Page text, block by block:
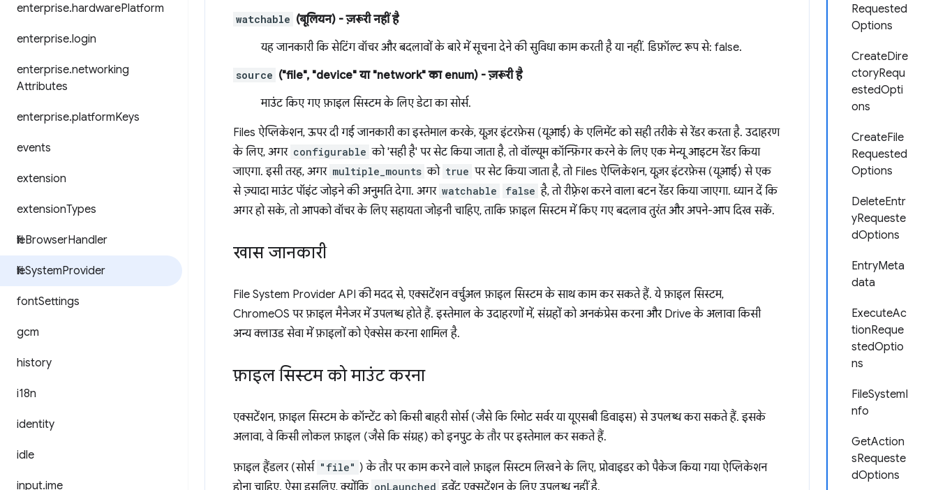
enterprise.hardwarePlatform
enterprise.login
enterprise.networking
Attributes
enterprise.platformKeys
events
extension
extensionTypes
fileBrowserHandler
fileSystemProvider
fontSettings
gcm
history
i18n
identity
idle
input.ime
Requested
Options
CreateDire
ctoryRequ
estedOpti
ons
CreateFile
Requested
Options
DeleteEntr
yRequeste
dOptions
EntryMeta
data
ExecuteAc
tionReque
stedOptio
ns
FileSystemI
nfo
GetAction
sRequeste
dOptions
watchable (बूलियन) - ज़रूरी नहीं है
यह जानकारी कि सेटिंग वॉचर और बदलावों के बारे में सूचना देने की सुविधा काम करती है या नहीं. डिफ़ॉल्ट रूप से: false.
source ("file", "device" या "network" का enum) - ज़रूरी है
माउंट किए गए फ़ाइल सिस्टम के लिए डेटा का सोर्स.
Files ऐप्लिकेशन, ऊपर दी गई जानकारी का इस्तेमाल करके, यूज़र इंटरफ़ेस (यूआई) के एलिमेंट को सही तरीके से रेंडर करता है. उदाहरण
के लिए, अगर configurable को 'सही है' पर सेट किया जाता है, तो वॉल्यूम कॉन्फ़िगर करने के लिए एक मेन्यू आइटम रेंडर किया
जाएगा. इसी तरह, अगर multiple_mounts को true पर सेट किया जाता है, तो Files ऐप्लिकेशन, यूज़र इंटरफ़ेस (यूआई) से एक
से ज़्यादा माउंट पॉइंट जोड़ने की अनुमति देगा. अगर watchable false है, तो रीफ़्रेश करने वाला बटन रेंडर किया जाएगा. ध्यान दें कि
अगर हो सके, तो आपको वॉचर के लिए सहायता जोड़नी चाहिए, ताकि फ़ाइल सिस्टम में किए गए बदलाव तुरंत और अपने-आप दिख सकें.
खास जानकारी
File System Provider API की मदद से, एक्सटेंशन वर्चुअल फ़ाइल सिस्टम के साथ काम कर सकते हैं. ये फ़ाइल सिस्टम,
ChromeOS पर फ़ाइल मैनेजर में उपलब्ध होते हैं. इस्तेमाल के उदाहरणों में, संग्रहों को अनकंप्रेस करना और Drive के अलावा किसी
अन्य क्लाउड सेवा में फ़ाइलों को ऐक्सेस करना शामिल है.
फ़ाइल सिस्टम को माउंट करना
एक्सटेंशन, फ़ाइल सिस्टम के कॉन्टेंट को किसी बाहरी सोर्स (जैसे कि रिमोट सर्वर या यूएसबी डिवाइस) से उपलब्ध करा सकते हैं. इसके
अलावा, वे किसी लोकल फ़ाइल (जैसे कि संग्रह) को इनपुट के तौर पर इस्तेमाल कर सकते हैं.
फ़ाइल हैंडलर (सोर्स "file" ) के तौर पर काम करने वाले फ़ाइल सिस्टम लिखने के लिए, प्रोवाइडर को पैकेज किया गया ऐप्लिकेशन
होना चाहिए. ऐसा इसलिए, क्योंकि onLaunched इवेंट एक्सटेंशन के लिए उपलब्ध नहीं है.